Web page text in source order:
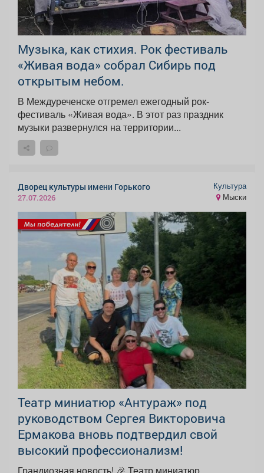
Музыка, как стихия. Рок фестиваль
«Живая вода» собрал Сибирь под
открытым небом.
В Междуреченске отгремел ежегодный рок-
фестиваль «Живая вода». В этот раз праздник
музыки развернулся на территории...
Дворец культуры имени Горького
27.07.2026
Культура
Мыски
Театр миниатюр «Антураж» под
руководством Сергея Викторовича
Ермакова вновь подтвердил свой
высокий профессионализм!